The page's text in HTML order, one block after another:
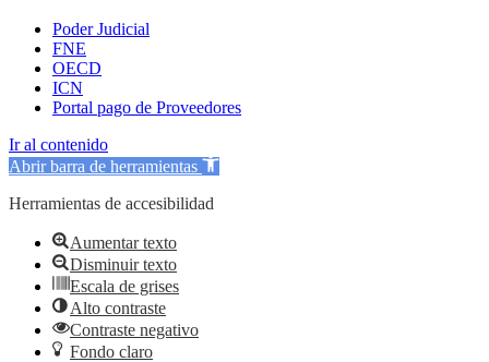
Poder Judicial
FNE
OECD
ICN
Portal pago de Proveedores
Ir al contenido
Abrir barra de herramientas
Herramientas de accesibilidad
Aumentar texto
Disminuir texto
Escala de grises
Alto contraste
Contraste negativo
Fondo claro